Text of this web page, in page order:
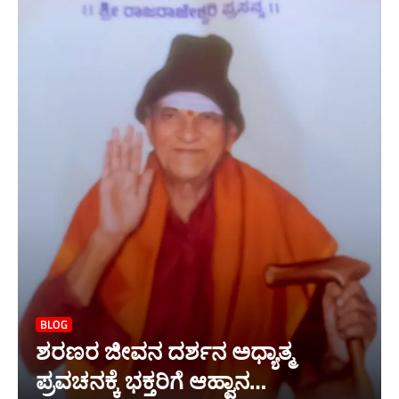
BLOG
ಶರಣರ ಜೀವನ ದರ್ಶನ ಅಧ್ಯಾತ್ಮ
ಪ್ರವಚನಕ್ಕೆ ಭಕ್ತರಿಗೆ ಆಹ್ವಾನ…